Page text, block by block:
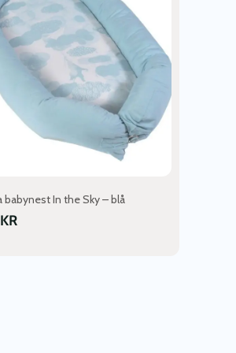
babynest In the Sky – blå
KR